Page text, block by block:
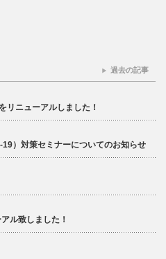
リニューアルしました！
）対策セミナーについてのお知らせ
ル致しました！
過去の記事